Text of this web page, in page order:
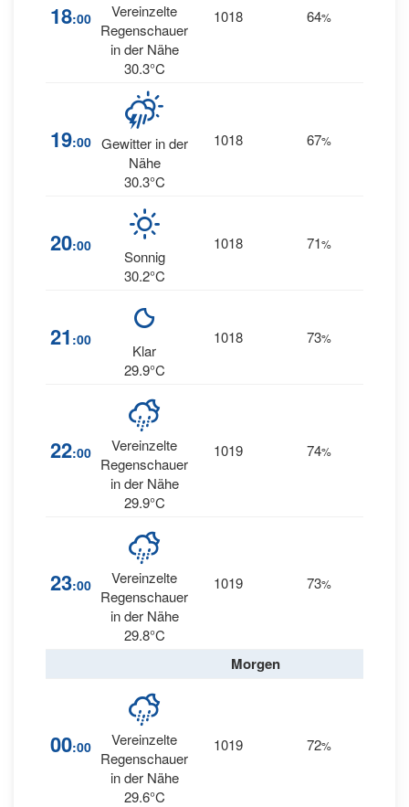
18:00
Vereinzelte
Regenschauer
in der Nähe
30.3°C
1018 64%
19:00 Gewitter in der
Nähe
30.3°C
1018 67%
20:00
Sonnig
30.2°C
1018 71%
21 :00
Klar
29.9°C
1018 73%
22:00
Vereinzelte
Regenschauer
in der Nähe
29.9°C
1019 74%
23:00
Vereinzelte
Regenschauer
in der Nähe
29.8°C
1019 73%
Morgen
00:00
Vereinzelte
Regenschauer
in der Nähe
29.6°C
1019 72%